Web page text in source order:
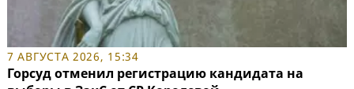
7 АВГУСТА 2026, 15:34
Горсуд отменил регистрацию кандидата на